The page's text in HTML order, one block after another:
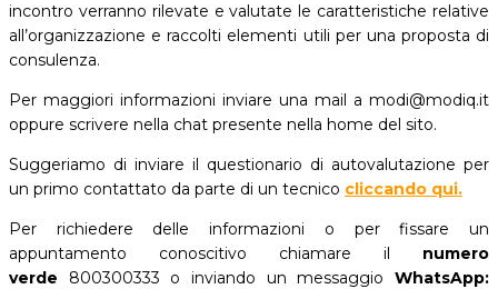
incontro verranno rilevate e valutate le caratteristiche relative
all’organizzazione e raccolti elementi utili per una proposta di
consulenza.
Per maggiori informazioni inviare una mail a modi@modiq.it
oppure scrivere nella chat presente nella home del sito.
Suggeriamo di inviare il questionario di autovalutazione per
un primo contattato da parte di un tecnico cliccando qui.
Per richiedere delle informazioni o per fissare un
appuntamento conoscitivo chiamare il numero
verde 800300333 o inviando un messaggio WhatsApp: